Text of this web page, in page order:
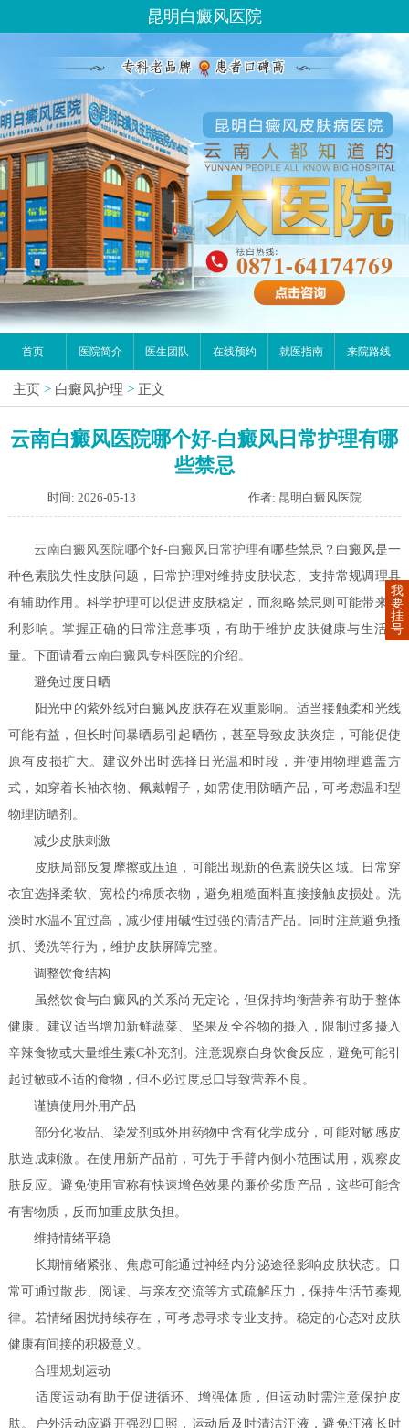
昆明白癜风医院
首页 医院简介 医生团队 在线预约 就医指南 来院路线
主页 > 白癜风护理 > 正文
云南白癜风医院哪个好-白癜风日常护理有哪
些禁忌
时间: 2026-05-13 作者: 昆明白癜风医院
云南白癜风医院哪个好-白癜风日常护理有哪些禁忌？白癜风是一
种色素脱失性皮肤问题，日常护理对维持皮肤状态、支持常规调理具
有辅助作用。科学护理可以促进皮肤稳定，而忽略禁忌则可能带来不
利影响。掌握正确的日常注意事项，有助于维护皮肤健康与生活质
量。下面请看云南白癜风专科医院的介绍。
避免过度日晒
阳光中的紫外线对白癜风皮肤存在双重影响。适当接触柔和光线
可能有益，但长时间暴晒易引起晒伤，甚至导致皮肤炎症，可能促使
原有皮损扩大。建议外出时选择日光温和时段，并使用物理遮盖方
式，如穿着长袖衣物、佩戴帽子，如需使用防晒产品，可考虑温和型
物理防晒剂。
减少皮肤刺激
皮肤局部反复摩擦或压迫，可能出现新的色素脱失区域。日常穿
衣宜选择柔软、宽松的棉质衣物，避免粗糙面料直接接触皮损处。洗
澡时水温不宜过高，减少使用碱性过强的清洁产品。同时注意避免搔
抓、烫洗等行为，维护皮肤屏障完整。
调整饮食结构
虽然饮食与白癜风的关系尚无定论，但保持均衡营养有助于整体
健康。建议适当增加新鲜蔬菜、坚果及全谷物的摄入，限制过多摄入
辛辣食物或大量维生素C补充剂。注意观察自身饮食反应，避免可能引
起过敏或不适的食物，但不必过度忌口导致营养不良。
谨慎使用外用产品
部分化妆品、染发剂或外用药物中含有化学成分，可能对敏感皮
肤造成刺激。在使用新产品前，可先于手臂内侧小范围试用，观察皮
肤反应。避免使用宣称有快速增色效果的廉价劣质产品，这些可能含
有害物质，反而加重皮肤负担。
维持情绪平稳
长期情绪紧张、焦虑可能通过神经内分泌途径影响皮肤状态。日
常可通过散步、阅读、与亲友交流等方式疏解压力，保持生活节奏规
律。若情绪困扰持续存在，可考虑寻求专业支持。稳定的心态对皮肤
健康有间接的积极意义。
合理规划运动
适度运动有助于促进循环、增强体质，但运动时需注意保护皮
肤。户外活动应避开强烈日照，运动后及时清洁汗液，避免汗液长时
我
要
挂
号